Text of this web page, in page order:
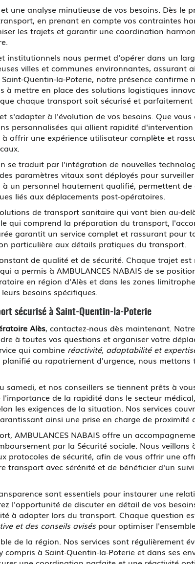
une analyse minutieuse de vos besoins. Dès le
en prenant en compte vos contraintes
les trajets et garantir une coordination
institutionnels nous permet d'opérer dans un
villes et communes environnantes, assurant
Quentin-la-Poterie, notre présence
à mettre en place des solutions logistiques
chaque transport soit sécurisé et parfaitement
s'adapter à l'évolution de vos besoins. Que
personnalisées qui allient rapidité
offrir une expérience utilisateur complète et
se traduit par l'intégration de nouvelles
paramètres vitaux sont déployés pour
à un personnel hautement qualifié, permettent
liés aux déplacements post-opératoires.
de transport sanitaire qui vont bien au-
qui comprend la préparation du transport,
garantit un service complet et rassurant pour
particulière aux détails pratiques du transport.
de qualité et de sécurité. Chaque trajet
a permis à AMBULANCES NABAIS de se
en région d'Alès et dans les zones
besoins spécifiques.
sécurisé à Saint-Quentin-la-Poterie
Alès, contactez-nous dès maintenant.
à toutes vos questions et organiser votre
qui combine réactivité, adaptabilité et
au rapatriement d'urgence, nous
samedi, et nos conseillers se tiennent prêts à
de la rapidité dans le secteur
les exigences de la situation. Nos services
ainsi une prise en charge de proximité
AMBULANCES NABAIS offre un
par la Sécurité sociale. Nous
protocoles de sécurité, afin de vous offrir une
transport avec sérénité et de bénéficier d'un
sont essentiels pour instaurer une
l'opportunité de discuter en détail de vos
à adopter lors du transport. Chaque question
et des conseils aviséspour optimiser
de la région. Nos services sont régulièrement
à Saint-Quentin-la-Poterie et dans ses